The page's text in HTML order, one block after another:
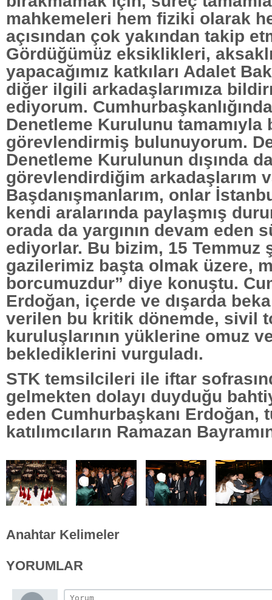
mahkemeleri hem fiziki olarak
açısından çok yakından takip
Gördüğümüz eksiklikleri,
yapacağımız katkıları Adalet
diğer ilgili arkadaşlarımıza
ediyorum.
Denetleme Kurulunu tamamıyla
görevlendirmiş bulunuyorum.
Denetleme Kurulunun dışında
görevlendirdiğim arkadaşlarım
Başdanışmanlarım, onlar
kendi aralarında paylaşmış
orada da yargının devam eden
ediyorlar. Bu bizim, 15 Temmuz
gazilerimiz başta olmak üzere,
borcumuzdur” diye konuştu.
Erdoğan, içerde ve dışarda
verilen bu kritik dönemde, sivil
kuruluşlarının yüklerine omuz
beklediklerini vurguladı.
STK temsilcileri ile iftar
gelmekten dolayı duyduğu
eden Cumhurbaşkanı Erdoğan,
katılımcıların Ramazan
Anahtar Kelimeler
YORUMLAR